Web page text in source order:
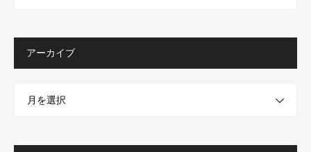
アーカイブ
月を選択